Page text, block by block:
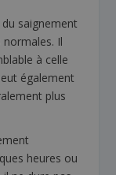
du saignement
normales. Il
à celle
également
plus
heures ou